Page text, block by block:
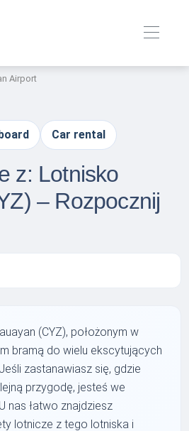
Airport
Car rental
z: Lotnisko
– Rozpocznij
(CYZ), położonym w
bramą do wielu ekscytujących
zastanawiasz się, gdzie
przygodę, jesteś we
nas łatwo znajdziesz
lotnicze z tego lotniska i